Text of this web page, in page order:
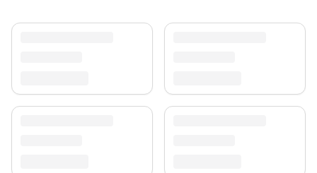
unsererTeppich-Kollektion